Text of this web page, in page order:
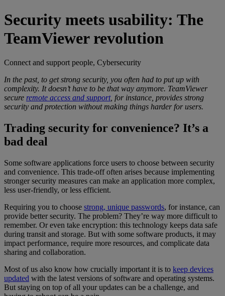
Security meets usability: The
TeamViewer revolution
Connect and support people, Cybersecurity
In the past, to getstrong security, you often had to put up with
complexity. It doesn’t have to be that way anymore. TeamViewer
secure remote access and support, for instance, provides strong
security and protection without making things harder for users.
Trading security for convenience? It’s a
bad deal
Some software applications force users to choose between security
and convenience. This trade-off often arises because implementing
stronger security measures can make an application more complex,
less user-friendly, or less efficient.
Requiring you to choose strong, unique passwords, for instance, can
provide better security. The problem? They’re way more difficult to
remember. Or even take encryption: this technology keeps data safe
during transit and storage. But with some software products, it may
impact performance, require more resources, and complicate data
sharing and collaboration.
Most of us also know how crucially important it is to keep devices
updated with the latest versions of software and operating systems.
But staying on top of all your updates can be a challenge, and